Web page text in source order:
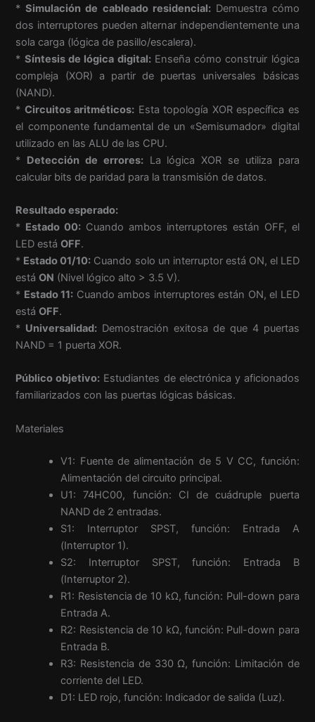
*Simulación de cableado residencial:Demuestra cómo
dos interruptores pueden alternar independientemente una
sola carga (lógica de pasillo/escalera).
* Síntesis de lógica digital:Enseña cómo construir lógica
compleja (XOR) a partir de puertas universales básicas
(NAND).
* Circuitos aritméticos: Esta topología XOR específica es
el componente fundamental de un «Semisumador» digital
utilizado en las ALU de las CPU.
* Detección de errores:La lógica XOR se utiliza para
calcular bits de paridad para la transmisión de datos.
Resultado esperado:
* Estado 00: Cuando ambos interruptores están OFF, el
LED estáOFF.
* Estado 01/10: Cuando solo un interruptor está ON, el LED
estáON (Nivel lógico alto > 3.5 V).
* Estado 11: Cuando ambos interruptores están ON, el LED
estáOFF.
* Universalidad: Demostración exitosa de que 4 puertas
NAND = 1 puerta XOR.
Público objetivo: Estudiantes de electrónica y aficionados
familiarizados con las puertas lógicas básicas.
Materiales
V1: Fuente de alimentación de 5 V CC, función:
Alimentación del circuito principal.
U1: 74HC00, función: CI de cuádruple puerta
NAND de 2 entradas.
S1: Interruptor SPST, función: Entrada A
(Interruptor 1).
S2: Interruptor SPST, función: Entrada B
(Interruptor 2).
R1: Resistencia de 10 kΩ, función: Pull-down para
Entrada A.
R2: Resistencia de 10 kΩ, función: Pull-down para
Entrada B.
R3: Resistencia de 330 Ω, función: Limitación de
corriente del LED.
D1: LED rojo, función: Indicador de salida (Luz).